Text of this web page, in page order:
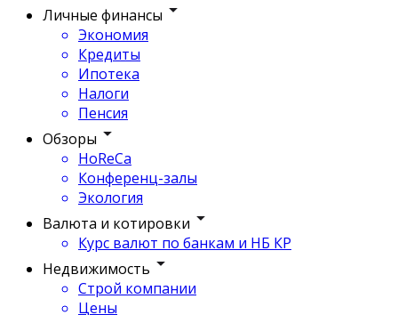
Личные финансы
Экономия
Кредиты
Ипотека
Налоги
Пенсия
Обзоры
HoReCa
Конференц-залы
Экология
Валюта и котировки
Курс валют по банкам и НБ КР
Недвижимость
Строй компании
Цены